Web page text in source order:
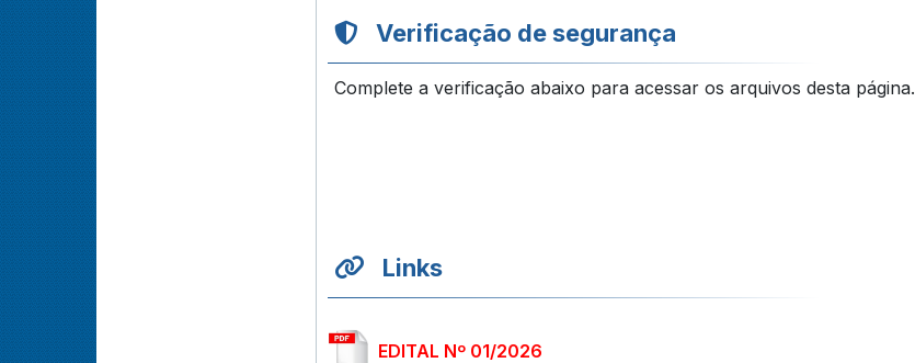
Verificação de segurança
Complete a verificação abaixo para acessar os arquivos desta página.
Links
EDITAL Nº 01/2026